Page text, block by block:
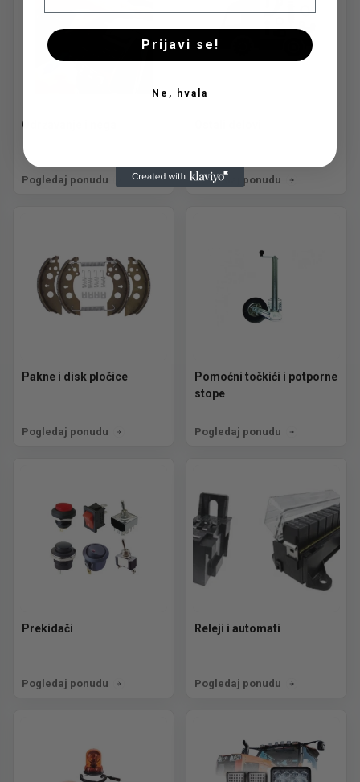
Održavanje i nega
Pogledaj ponudu Pogledaj ponudu
Pakne i disk pločice
Pogledaj ponudu
Pomoćni točkići i potporne
stope
Pogledaj ponudu
Prekidači
Pogledaj ponudu
Releji i automati
Pogledaj ponudu
Prijavi se!
Ne, hvala